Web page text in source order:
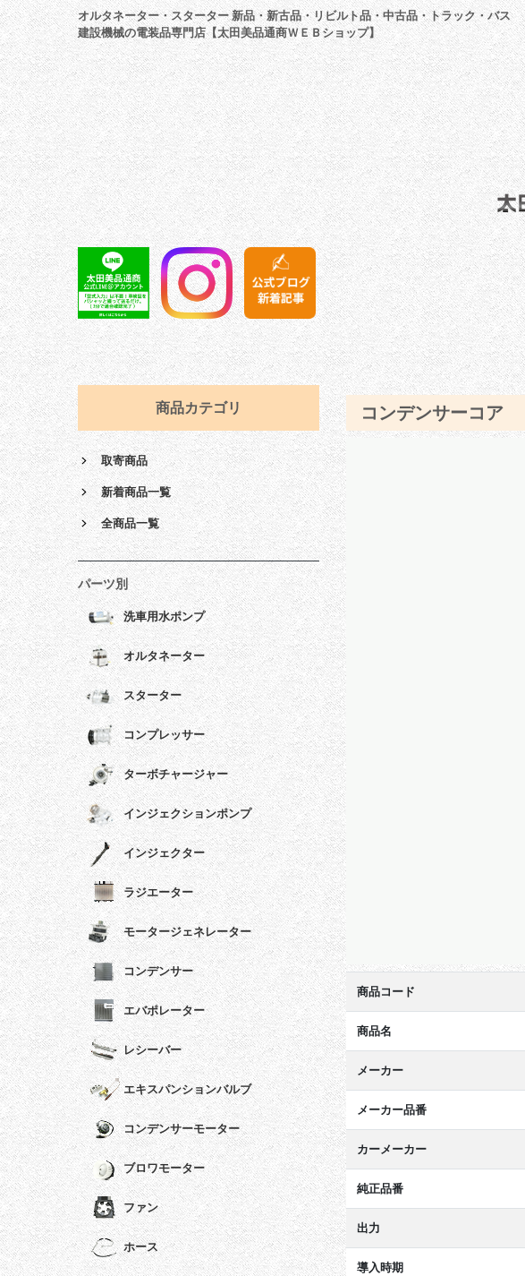
オルタネーター・スターター 新品・新古品・リビルト品・中古品・トラック・バス
建設機械の電装品専門店【太田美品通商ＷＥＢショップ】
コンデンサーコア
商品コード
商品名
メーカー
メーカー品番
カーメーカー
純正品番
出力
導入時期
商品カテゴリ
取寄商品
新着商品一覧
全商品一覧
パーツ別
洗車用水ポンプ
オルタネーター
スターター
コンプレッサー
ターボチャージャー
インジェクションポンプ
インジェクター
ラジエーター
モータージェネレーター
コンデンサー
エバポレーター
レシーバー
エキスパンションバルブ
コンデンサーモーター
ブロワモーター
ファン
ホース